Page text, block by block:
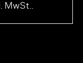
MwSt..